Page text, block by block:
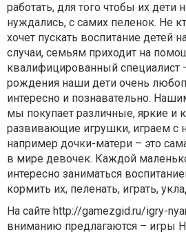
работать, для того чтобы их дети
нуждались, с самих пеленок. Не
хочет пускать воспитание детей
случаи, семьям приходит на
квалифицированный специалист
рождения наши дети очень
интересно и познавательно.
мы покупает различные, яркие и
развивающие игрушки, играем с
например дочки-матери – это
в мире девочек. Каждой
интересно заниматься
кормить их, пеленать, играть,
На сайте http://gamezgid.ru/igry-
вниманию предлагаются – игры